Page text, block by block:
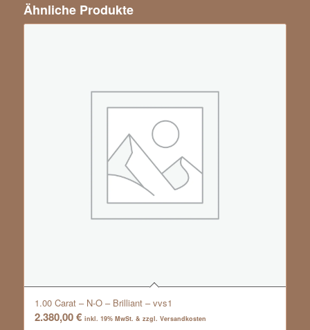
Ähnliche Produkte
1.00 Carat – N-O – Brilliant – vvs1
2.380,00€ inkl. 19% MwSt. & zzgl. Versandkosten